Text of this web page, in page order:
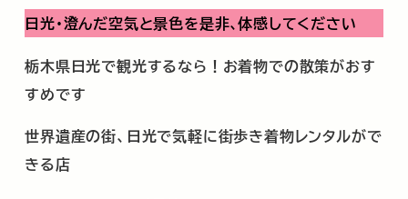
日光・澄んだ空気と景色を是非､体感してください
栃木県日光で観光するなら！お着物での散策がおす
すめです
世界遺産の街、日光で気軽に街歩き着物レンタルがで
きる店